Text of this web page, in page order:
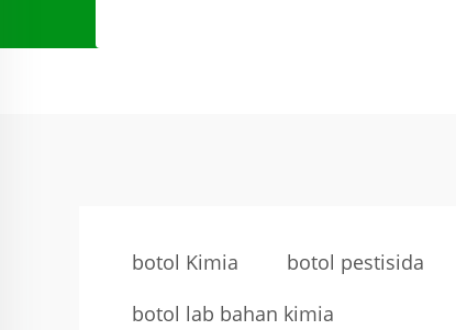
botol Kimia botol pestisida
botol lab bahan kimia